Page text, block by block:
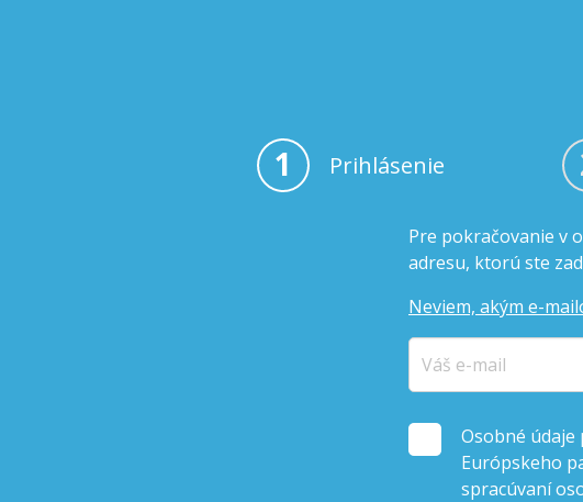
1 Prihlásenie
Pre pokračovanie v
adresu, ktorú ste
Neviem, akým e-
Osobné údaje
Európskeho
spracúvaní